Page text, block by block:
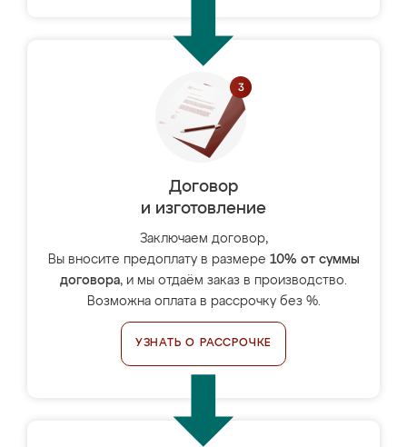
Договор
и изготовление
Заключаем договор,
Вы вносите предоплату в размере 10% от суммы
договора, и мы отдаём заказ в производство.
Возможна оплата в рассрочку без %.
УЗНАТЬ О РАССРОЧКЕ